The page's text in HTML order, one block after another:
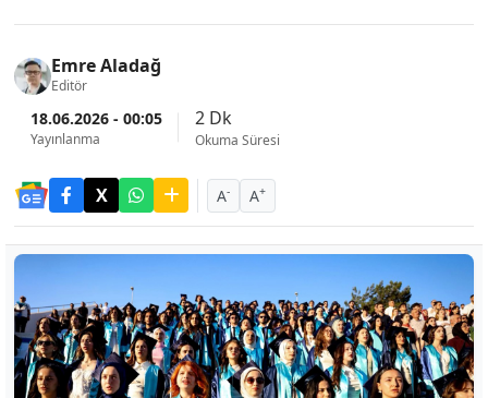
Emre Aladağ
Editör
18.06.2026 - 00:05
Yayınlanma
2 Dk
Okuma Süresi
A- A+